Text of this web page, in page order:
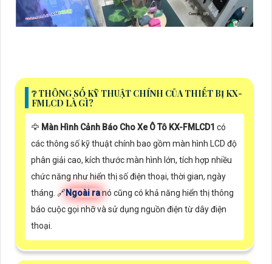
❔ THÔNG SỐ KỸ THUẬT CHÍNH CỦA THIẾT BỊ KX-
FMLCD LÀ GÌ?
🦅 Màn Hình Cảnh Báo Cho Xe Ô Tô KX-FMLCD1 có
các thông số kỹ thuật chính bao gồm màn hình LCD độ
phân giải cao, kích thước màn hình lớn, tích hợp nhiều
chức năng như hiển thị số điện thoại, thời gian, ngày
tháng. 🔗Ngoài ranó cũng có khả năng hiển thị thông
báo cuộc gọi nhỡ và sử dụng nguồn điện từ dây điện
thoại.